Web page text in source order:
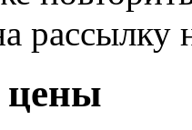
рассылку
цены